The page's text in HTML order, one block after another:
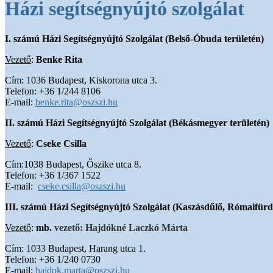
Házi segítségnyújtó szolgálat
I. számú Házi Segítségnyújtó Szolgálat (Belső-Óbuda területén)
Vezető: Benke Rita
Cím: 1036 Budapest, Kiskorona utca 3.
Telefon: +36 1/244 8106
E-mail: benke.rita@oszszi.hu
II. számú Házi Segítségnyújtó Szolgálat (Békásmegyer területén)
Vezető: Cseke Csilla
Cím:1038 Budapest, Őszike utca 8.
Telefon: +36 1/367 1522
E-mail: cseke.csilla@oszszi.hu
III. számú Házi Segítségnyújtó Szolgálat (Kaszásdűlő,
Vezető: mb. vezető: Hajdókné Laczkó Márta
Cím: 1033 Budapest, Harang utca 1.
Telefon: +36 1/240 0730
E-mail: hajdok.marta@oszszi.hu